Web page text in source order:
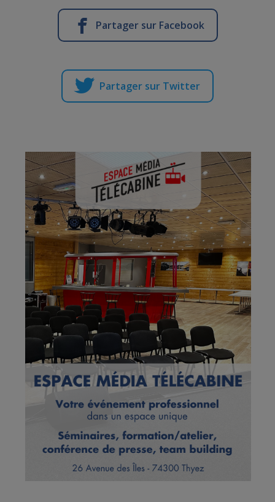
Partager sur Facebook
Partager sur Twitter